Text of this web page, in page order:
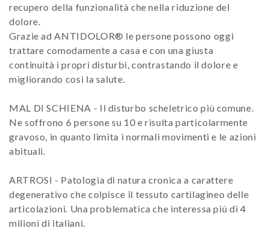
recupero della funzionalità che nella riduzione del
dolore.
Grazie ad ANTIDOLOR® le persone possono oggi
trattare comodamente a casa e con una giusta
continuità i propri disturbi, contrastando il dolore e
migliorando così la salute.
MAL DI SCHIENA - Il disturbo scheletrico più comune.
Ne soffrono 6 persone su 10 e risulta particolarmente
gravoso, in quanto limita i normali movimenti e le azioni
abituali.
ARTROSI - Patologia di natura cronica a carattere
degenerativo che colpisce il tessuto cartilagineo delle
articolazioni. Una problematica che interessa più di 4
milioni di italiani.